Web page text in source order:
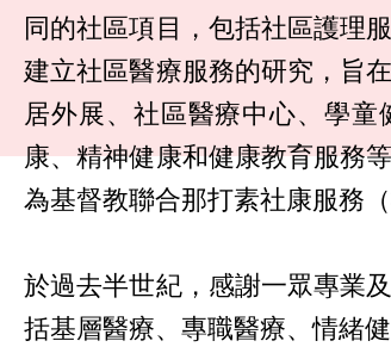
同的社區項目，包括社區護理
建立社區醫療服務的研究，旨
居外展、社區醫療中心、學
康、精神健康和健康教育服務
為基督教聯合那打素社康服務
於過去半世紀，感謝一眾專業
括基層醫療、專職醫療、情緒